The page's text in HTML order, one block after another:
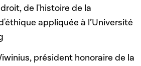
de l'histoire de la
appliquée à l’Université
président honoraire de la